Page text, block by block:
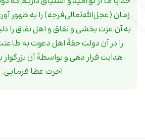
آخرت عطا فرمایى.